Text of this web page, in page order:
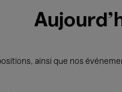
ainsi que nos